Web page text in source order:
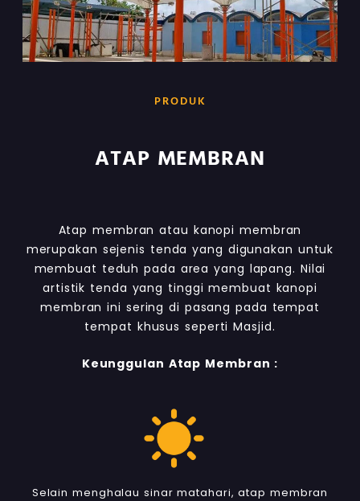
PRODUK
ATAP MEMBRAN
Atap membran atau kanopi membran
merupakan sejenis tenda yang digunakan untuk
membuat teduh pada area yang lapang. Nilai
artistik tenda yang tinggi membuat kanopi
membran ini sering di pasang pada tempat
tempat khusus seperti Masjid.
Keunggulan Atap Membran :
Selain menghalau sinar matahari, atap membran